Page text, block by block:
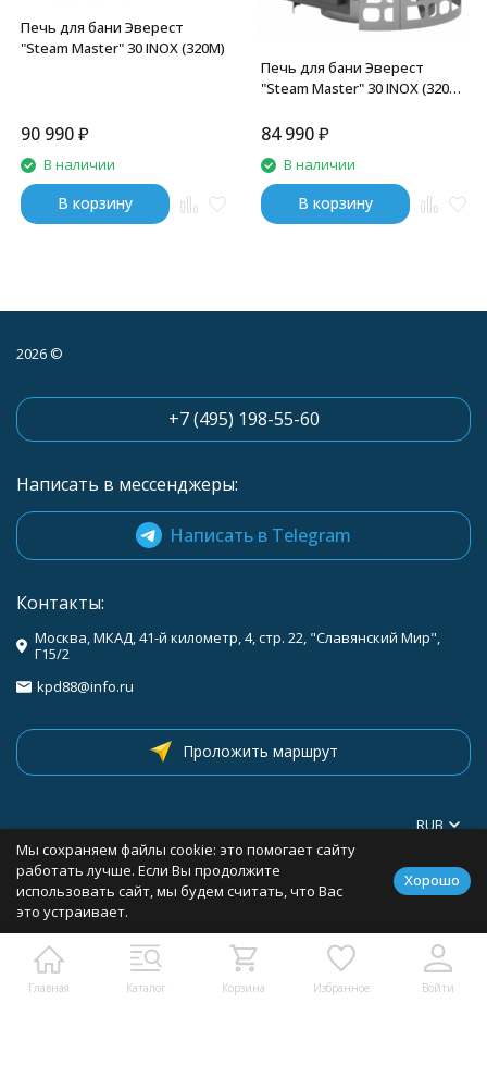
Печь для бани Эверест
"Steam Master" 30 INOX (320М)
90 990₽
В наличии
В корзину
Печь для бани Эверест
"Steam Master" 30 INOX (320М)
84 990₽
В наличии
В корзину
Главная Каталог Корзина Избранное Войти
2026 ©
+7 (495) 198-55-60
Написать в мессенджеры:
Написать в Telegram
Контакты:
Москва, МКАД, 41-й километр, 4, стр. 22, "Славянский Мир",
Г15/2
kpd88@info.ru
Проложить маршрут
RUB
Каталог товаров
Помощь
Мы сохраняем файлы cookie: это помогает сайту
работать лучше. Если Вы продолжите
использовать сайт, мы будем считать, что Вас
это устраивает.
Хорошо